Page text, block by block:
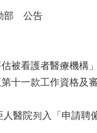
部 公告
被看護者醫療機構
十一款工作資格及
醫院列入「申請聘